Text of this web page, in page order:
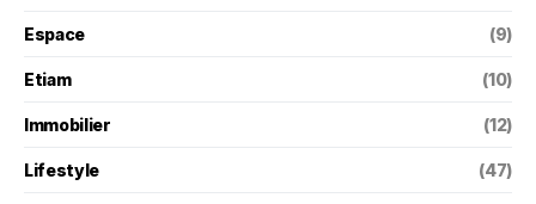
Espace (9)
Etiam (10)
Immobilier (12)
Lifestyle (47)